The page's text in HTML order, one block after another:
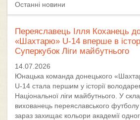
Останні новини
Переяславець Ілля Коханець
«Шахтарю» U-14 вперше в
Суперкубок Ліги майбутнього
14.07.2026
Юнацька команда донецького
U-14 стала першим у історії
Національної ліги майбутнього. У
вихованець переяславського
зараз захищає кольори академії